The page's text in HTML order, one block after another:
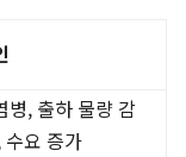
병, 출하 물량 감
수요 증가